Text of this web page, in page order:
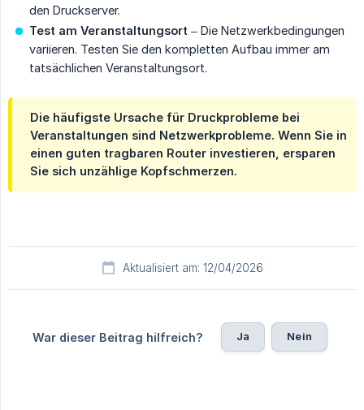
den Druckserver.
Test am Veranstaltungsort – Die Netzwerkbedingungen
variieren. Testen Sie den kompletten Aufbau immer am
tatsächlichen Veranstaltungsort.
Die häufigste Ursache für Druckprobleme bei
Veranstaltungen sind Netzwerkprobleme. Wenn Sie in
einen guten tragbaren Router investieren, ersparen
Sie sich unzählige Kopfschmerzen.
Aktualisiert am: 12/04/2026
War dieser Beitrag hilfreich? Ja Nein